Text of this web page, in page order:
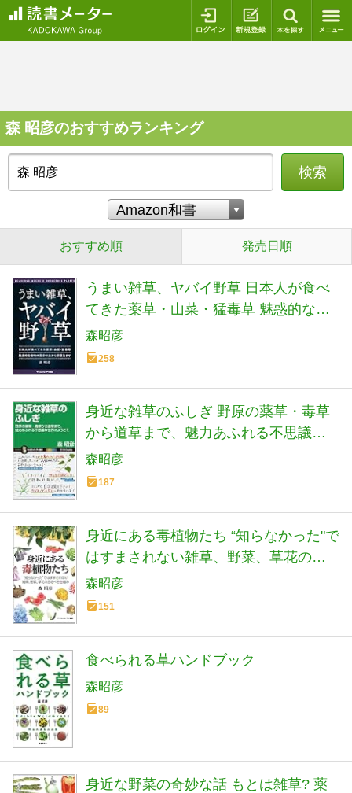
ログイン 新規登録
森 昭彦のおすすめランキング
検索
おすすめ順 発売日順
うまい雑草、ヤバイ野草 日本人が食べ
てきた薬草・山菜・猛毒草 魅惑的な植
物の見分け方から調理法まで (サイエン
ス・アイ新書)
森昭彦
258
身近な雑草のふしぎ 野原の薬草・毒草
から道草まで、魅力あふれる不思議な
世界にようこそ (サイエンス・アイ新書)
森昭彦
187
身近にある毒植物たち “知らなかった"で
はすまされない雑草、野菜、草花の恐
るべき仕組み (サイエンス・アイ新書)
森昭彦
151
食べられる草ハンドブック
森昭彦
89
身近な野菜の奇妙な話 もとは雑草? 薬